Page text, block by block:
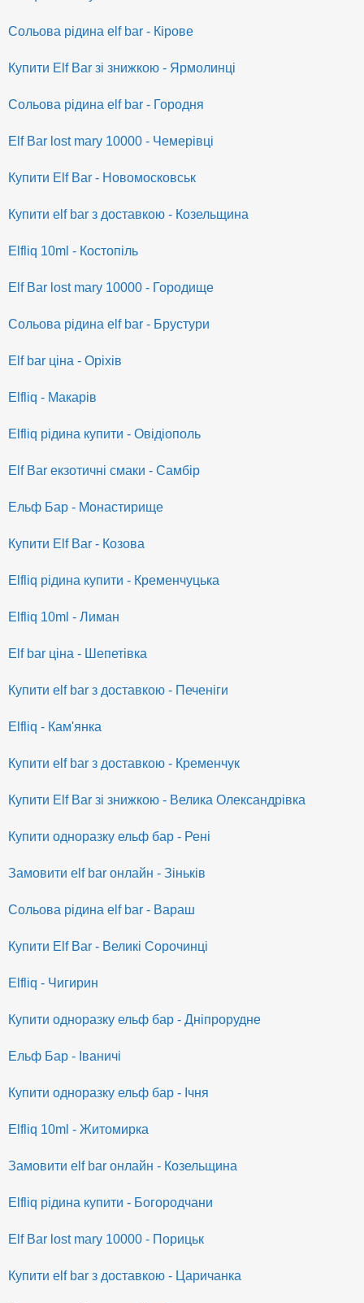
Сольова рідина elf bar - Кірове
Купити Elf Bar зі знижкою - Ярмолинці
Сольова рідина elf bar - Городня
Elf Bar lost mary 10000 - Чемерівці
Купити Elf Bar - Новомосковськ
Купити elf bar з доставкою - Козельщина
Elfliq 10ml - Костопіль
Elf Bar lost mary 10000 - Городище
Сольова рідина elf bar - Брустури
Elf bar ціна - Оріхів
Elfliq - Макарів
Elfliq рідина купити - Овідіополь
Elf Bar екзотичні смаки - Самбір
Ельф Бар - Монастирище
Купити Elf Bar - Козова
Elfliq рідина купити - Кременчуцька
Elfliq 10ml - Лиман
Elf bar ціна - Шепетівка
Купити elf bar з доставкою - Печеніги
Elfliq - Кам'янка
Купити elf bar з доставкою - Кременчук
Купити Elf Bar зі знижкою - Велика Олександрівка
Купити одноразку ельф бар - Рені
Замовити elf bar онлайн - Зіньків
Сольова рідина elf bar - Вараш
Купити Elf Bar - Великі Сорочинці
Elfliq - Чигирин
Купити одноразку ельф бар - Дніпрорудне
Ельф Бар - Іваничі
Купити одноразку ельф бар - Ічня
Elfliq 10ml - Житомирка
Замовити elf bar онлайн - Козельщина
Elfliq рідина купити - Богородчани
Elf Bar lost mary 10000 - Порицьк
Купити elf bar з доставкою - Царичанка